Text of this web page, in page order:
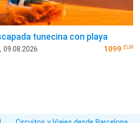
tunecina con playa
09.08.2026 1099EUR